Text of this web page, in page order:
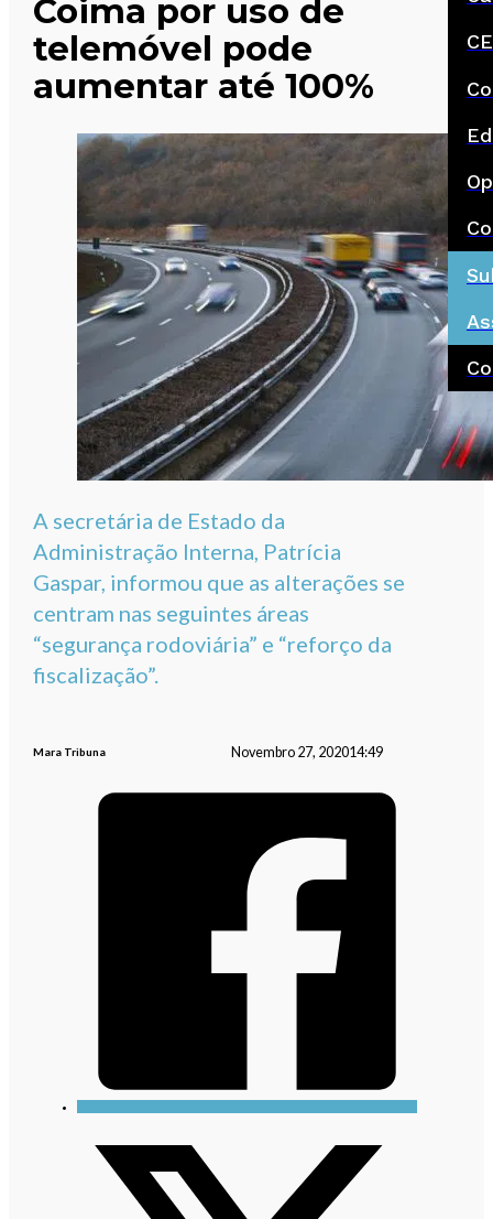
Coima por uso de
telemóvel pode
aumentar até 100%
A secretária de Estado da
Administração Interna, Patrícia
Gaspar, informou que as alterações se
centram nas seguintes áreas
“segurança rodoviária” e “reforço da
fiscalização”.
Mara Tribuna Novembro 27, 202014:49